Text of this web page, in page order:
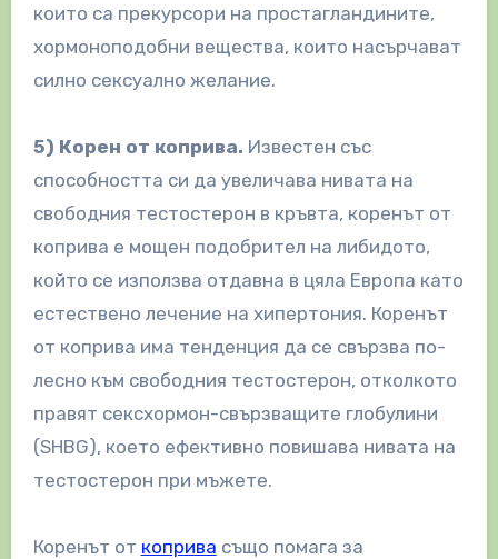
които са прекурсори на простагландините,
хормоноподобни вещества, които насърчават
силно сексуално желание.
5) Корен от коприва. Известен със
способността си да увеличава нивата на
свободния тестостерон в кръвта, коренът от
коприва е мощен подобрител на либидото,
който се използва отдавна в цяла Европа като
естествено лечение на хипертония. Коренът
от коприва има тенденция да се свързва по-
лесно към свободния тестостерон, отколкото
правят сексхормон-свързващите глобулини
(SHBG), което ефективно повишава нивата на
тестостерон при мъжете.
Коренът от коприва също помага за